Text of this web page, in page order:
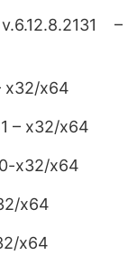
–
x32/x64
– x32/x64
x32/x64
x64
x64